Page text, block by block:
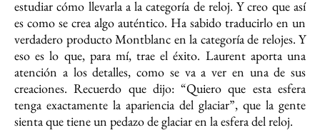
estudiar cómo llevarla a la categoría de reloj. Y creo que así
es como se crea algo auténtico. Ha sabido traducirlo en un
verdadero producto Montblanc en la categoría de relojes. Y
eso es lo que, para mí, trae el éxito. Laurent aporta una
atención a los detalles, como se va a ver en una de sus
creaciones. Recuerdo que dijo: “Quiero que esta esfera
tenga exactamente la apariencia del glaciar”, que la gente
sienta que tiene un pedazo de glaciar en la esfera del reloj.